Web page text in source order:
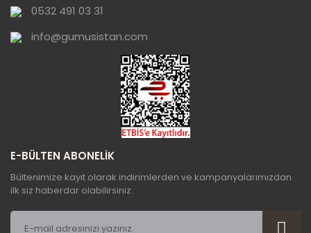
Bu ürüne benzer farklı alternatifler olmalı.
Gönder
0532 491 03 31
info@gumusistan.com
E-BÜLTEN ABONELİK
Bültenimize kayıt olarak indirimlerden ve kampanyalarımızdan
ilk siz haberdar olabilirsiniz.